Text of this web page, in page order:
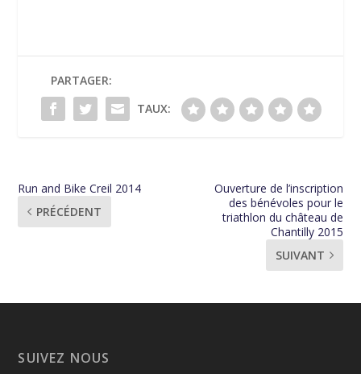
PARTAGER:
TAUX:
Run and Bike Creil 2014
PRÉCÉDENT
Ouverture de l’inscription
des bénévoles pour le
triathlon du château de
Chantilly 2015
SUIVANT
SUIVEZ NOUS